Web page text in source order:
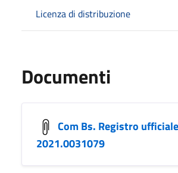
Licenza di distribuzione
Documenti
Com Bs. Registro ufficiale
2021.0031079